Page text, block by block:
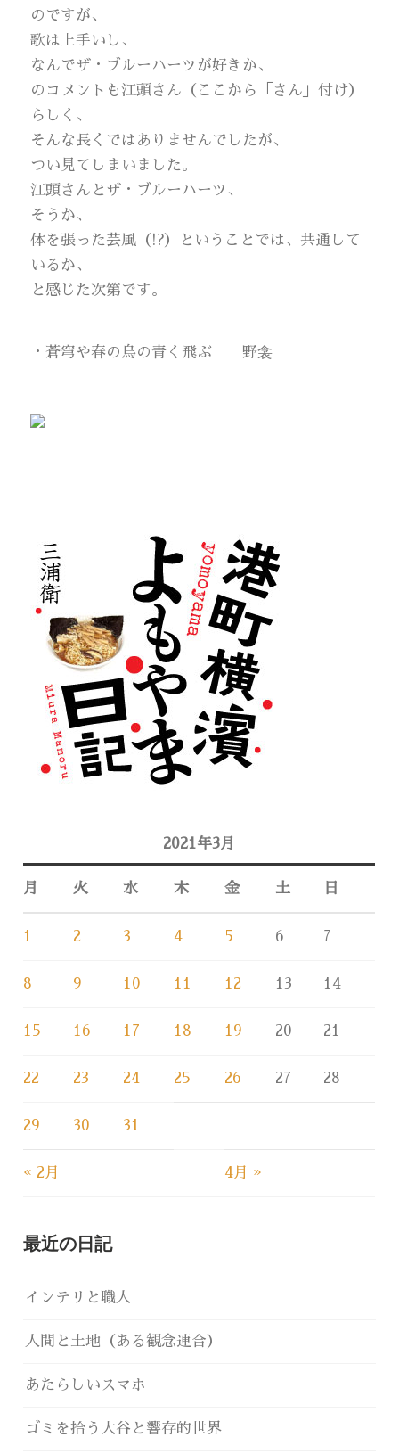
のですが、
歌は上手いし、
なんでザ・ブルーハーツが好きか、
のコメントも江頭さん（ここから「さん」付け）
らしく、
そんな長くではありませんでしたが、
つい見てしまいました。
江頭さんとザ・ブルーハーツ、
そうか、
体を張った芸風（!?）ということでは、共通して
いるか、
と感じた次第です。
・蒼穹や春の烏の青く飛ぶ 野衾
2021年3月
月 火 水 木 金 土 日
« 2月 4月 »
1 2 3 4 5 6 7
8 9 10 11 12 13 14
15 16 17 18 19 20 21
22 23 24 25 26 27 28
29 30 31
最近の日記
インテリと職人
人間と土地（ある観念連合）
あたらしいスマホ
ゴミを拾う大谷と響存的世界